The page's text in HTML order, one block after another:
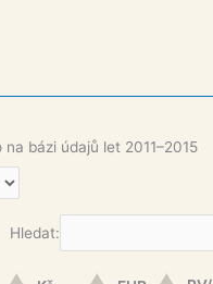
bázi údajů let 2011–2015
Hledat: